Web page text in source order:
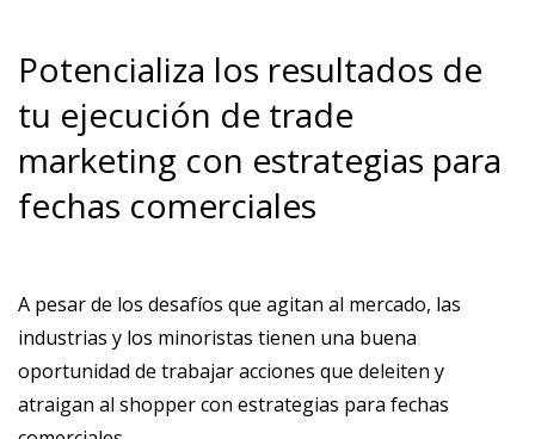
Potencializa los resultados de
tu ejecución de trade
marketing con estrategias para
fechas comerciales
A pesar de los desafíos que agitan al mercado, las
industrias y los minoristas tienen una buena
oportunidad de trabajar acciones que deleiten y
atraigan al shopper con estrategias para fechas